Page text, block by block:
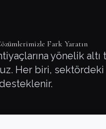
Fark Yaratın
yönelik altı
Her biri,